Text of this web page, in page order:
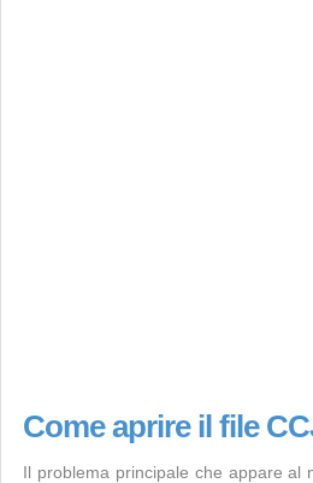
Come aprire il file
Il problema principale che appare al